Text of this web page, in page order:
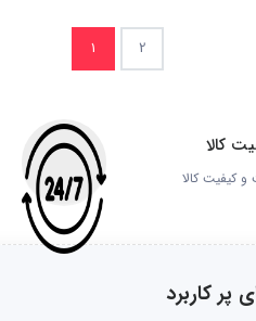
1 2
کالا
کیفیت کالا
پر کاربرد